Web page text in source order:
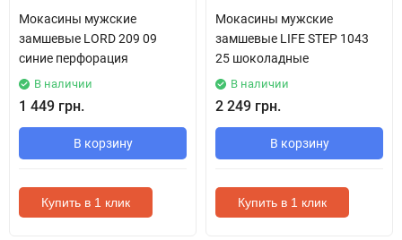
Мокасины мужские
замшевые LORD 209 09
синие перфорация
В наличии
1 449 грн.
В корзину
Купить в 1 клик
Мокасины мужские
замшевые LIFE STEP 1043
25 шоколадные
В наличии
2 249 грн.
В корзину
Купить в 1 клик